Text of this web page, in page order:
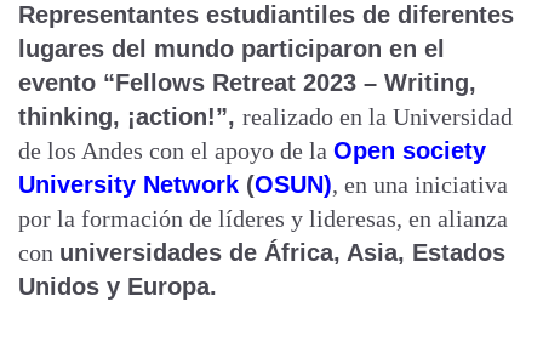
Representantes estudiantiles de diferentes
lugares del mundo participaron en el
evento “Fellows Retreat 2023 – Writing,
thinking, ¡action!”, realizado en la Universidad
de los Andes con el apoyo de la Open society
University Network (OSUN), en una iniciativa
por la formación de líderes y lideresas, en alianza
con universidades de África, Asia, Estados
Unidos y Europa.